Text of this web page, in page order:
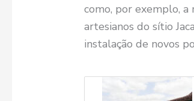
como, por exemplo, a
artesianos do sítio
instalação de novos